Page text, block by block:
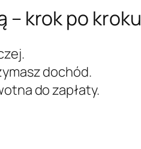
– krok po kroku
dochód.
do zapłaty.